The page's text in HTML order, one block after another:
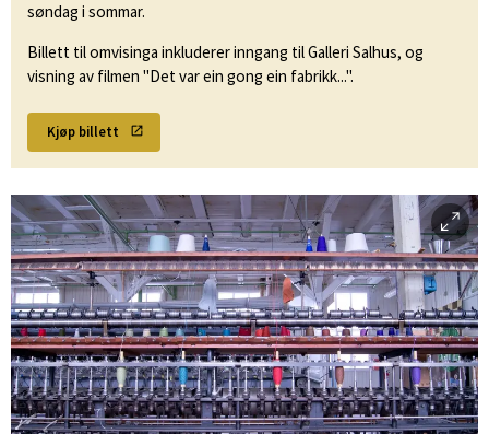
søndag i sommar.
Billett til omvisinga inkluderer inngang til Galleri Salhus, og
visning av filmen "Det var ein gong ein fabrikk...".
Kjøp billett